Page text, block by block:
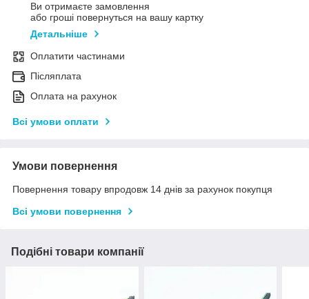
Ви отримаєте замовлення
або гроші повернуться на вашу картку
Детальніше
Оплатити частинами
Післяплата
Оплата на рахунок
Всі умови оплати
Умови повернення
Повернення товару впродовж 14 днів за рахунок покупця
Всі умови повернення
Подібні товари компанії